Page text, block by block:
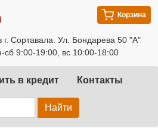
г. Сортавала. Ул. Бондарева 50 "А"
сб 9:00-19:00, вс 10:00-18:00
Корзина
в кредит Контакты
Найти